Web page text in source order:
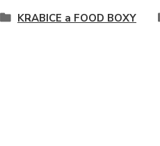
KRABICE a FOOD BOXY